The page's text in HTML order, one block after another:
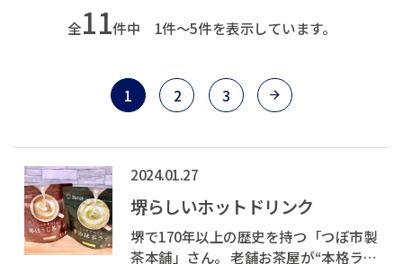
全11件中 1件～5件を表示しています。
1 2 3
2024.01.27
堺らしいホットドリンク
堺で170年以上の歴史を持つ「つぼ市製
茶本舗」さん。 老舗お茶屋が“本格ラ